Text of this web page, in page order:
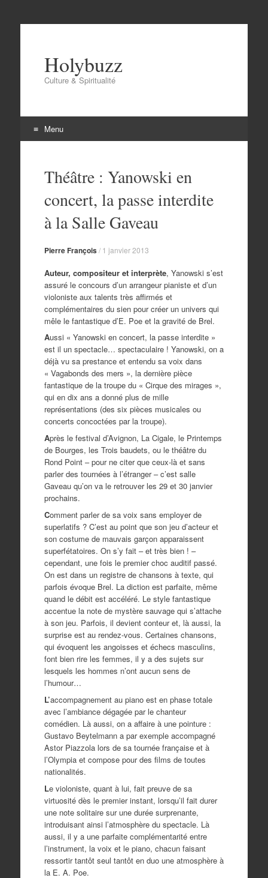
Holybuzz
Culture & Spiritualité
Menu
contenuThéâtre : Yanowski en
concert, la passe interdite
à la Salle Gaveau
Pierre François/ 1 janvier 2013
Auteur, compositeur et interprète, Yanowski s’est
assuré le concours d’un arrangeur pianiste et d’un
violoniste aux talents très affirmés et
complémentaires du sien pour créer un univers qui
mêle le fantastique d’E. Poe et la gravité de Brel.
Aussi « Yanowski en concert, la passe interdite »
est il un spectacle… spectaculaire ! Yanowski, on a
déjà vu sa prestance et entendu sa voix dans
« Vagabonds des mers », la dernière pièce
fantastique de la troupe du « Cirque des mirages »,
qui en dix ans a donné plus de mille
représentations (des six pièces musicales ou
concerts concoctées par la troupe).
Après le festival d’Avignon, La Cigale, le Printemps
de Bourges, les Trois baudets, ou le théâtre du
Rond Point – pour ne citer que ceux-là et sans
parler des tournées à l’étranger – c’est salle
Gaveau qu’on va le retrouver les 29 et 30 janvier
prochains.
Comment parler de sa voix sans employer de
superlatifs ? C’est au point que son jeu d’acteur et
son costume de mauvais garçon apparaissent
superfétatoires. On s’y fait – et très bien ! –
cependant, une fois le premier choc auditif passé.
On est dans un registre de chansons à texte, qui
parfois évoque Brel. La diction est parfaite, même
quand le débit est accéléré. Le style fantastique
accentue la note de mystère sauvage qui s’attache
à son jeu. Parfois, il devient conteur et, là aussi, la
surprise est au rendez-vous. Certaines chansons,
qui évoquent les angoisses et échecs masculins,
font bien rire les femmes, il y a des sujets sur
lesquels les hommes n’ont aucun sens de
l’humour…
L’accompagnement au piano est en phase totale
avec l’ambiance dégagée par le chanteur
comédien. Là aussi, on a affaire à une pointure :
Gustavo Beytelmann a par exemple accompagné
Astor Piazzola lors de sa tournée française et à
l’Olympia et compose pour des films de toutes
nationalités.
Le violoniste, quant à lui, fait preuve de sa
virtuosité dès le premier instant, lorsqu’il fait durer
une note solitaire sur une durée surprenante,
introduisant ainsi l’atmosphère du spectacle. Là
aussi, il y a une parfaite complémentarité entre
l’instrument, la voix et le piano, chacun faisant
ressortir tantôt seul tantôt en duo une atmosphère à
la E. A. Poe.